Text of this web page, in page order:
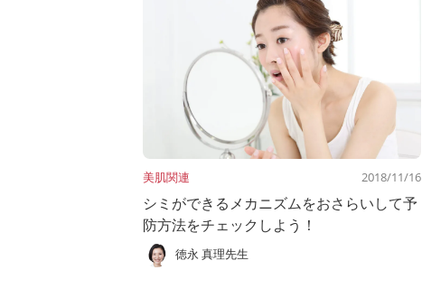
美肌関連 2018/11/16
シミができるメカニズムをおさらいして予
防方法をチェックしよう！
徳永 真理先生